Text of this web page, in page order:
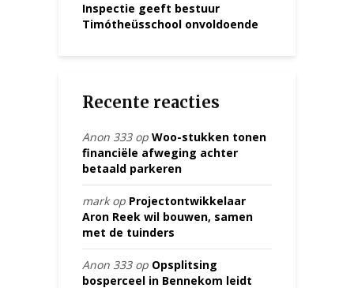
Inspectie geeft bestuur
Timótheüsschool onvoldoende
Recente reacties
Anon 333op Woo-stukken tonen
financiële afweging achter
betaald parkeren
markop Projectontwikkelaar
Aron Reek wil bouwen, samen
met de tuinders
Anon 333op Opsplitsing
bosperceel in Bennekom leidt